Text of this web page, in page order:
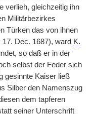
verlieh, gleichzeitig ihn
Militärbezirkes
Türken das von ihnen
Dec. 1687), ward K.
so daß er in der
selbst der Feder sich
gesinnte Kaiser ließ
Silber den Namenszug
dem tapferen
seiner Unterschrift